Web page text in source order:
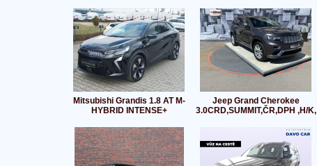
Mitsubishi Grandis 1.8 AT M-
HYBRID INTENSE+
Jeep Grand Cherokee
3.0CRD,SUMMIT,ČR,DPH ,H/K,